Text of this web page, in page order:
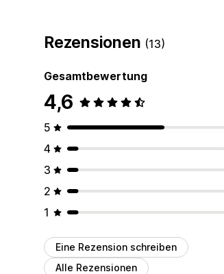
Rezensionen (13)
Gesamtbewertung
4,6
5
4
3
2
1
Eine Rezension schreiben
Alle Rezensionen